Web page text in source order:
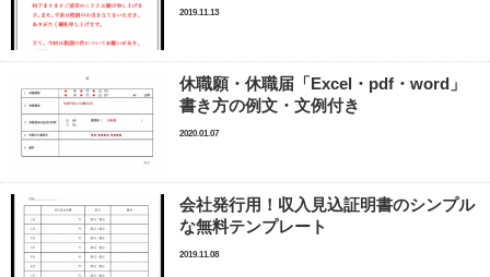
2019.11.13
休職願・休職届「Excel・pdf・word」
書き方の例文・文例付き
2020.01.07
会社発行用！収入見込証明書のシンプル
な無料テンプレート
2019.11.08